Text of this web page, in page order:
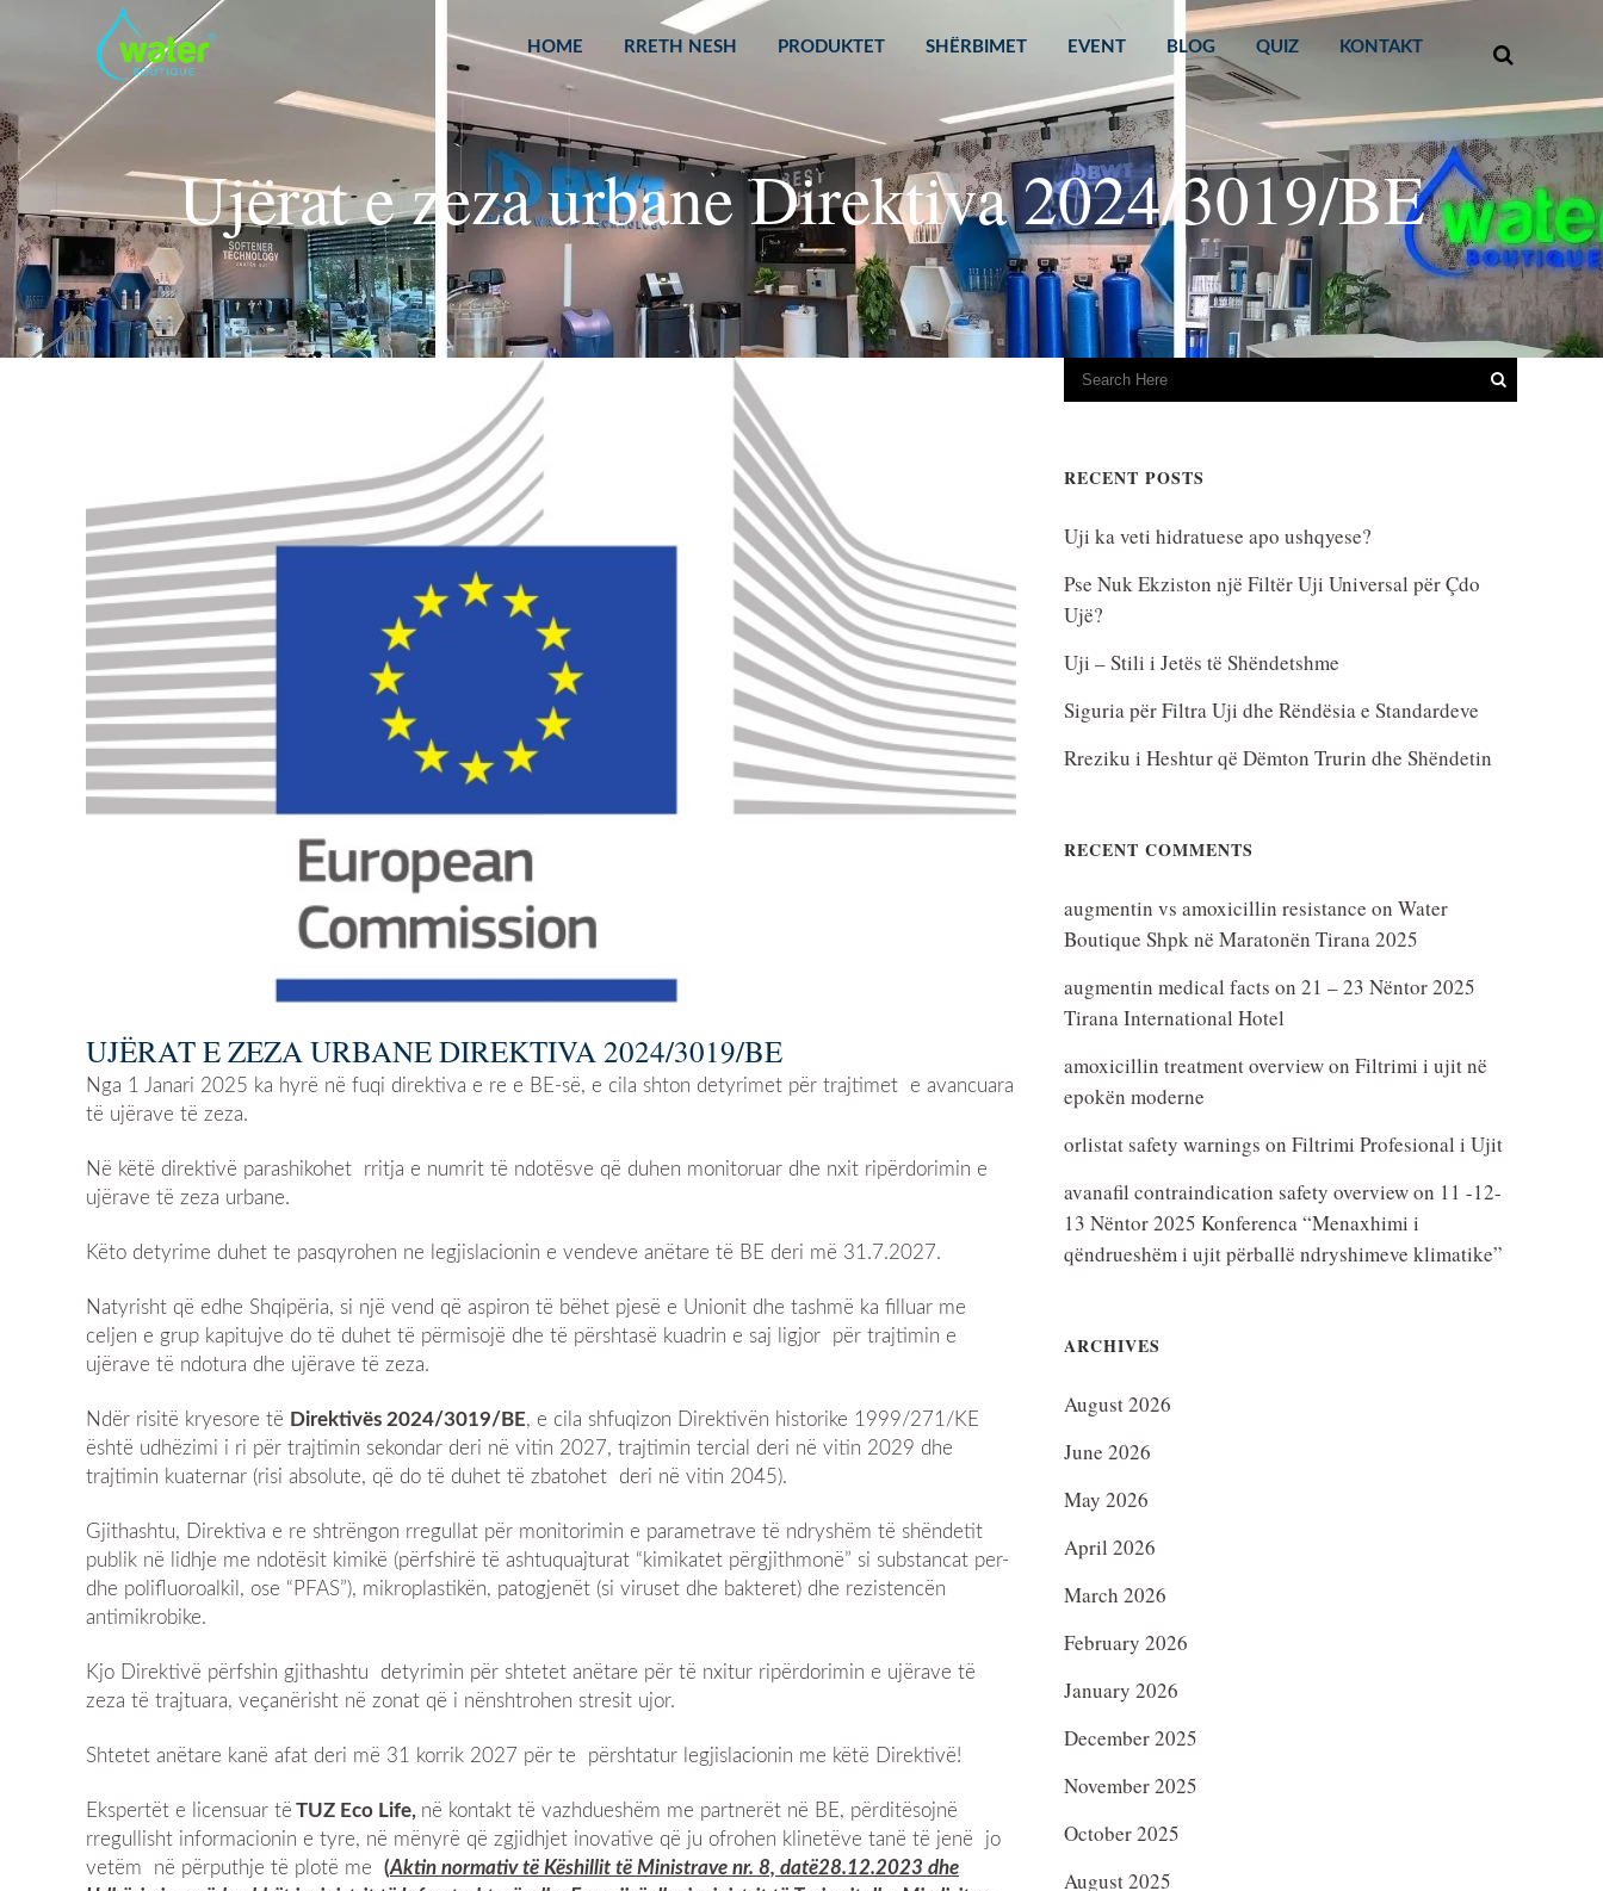
HOME RRETH NESH PRODUKTET SHËRBIMET EVENT BLOG QUIZ KONTAKT
Ujërat e zeza urbane Direktiva 2024/3019/BE
UJËRAT E ZEZA URBANE DIREKTIVA 2024/3019/BE
Nga 1 Janari 2025 ka hyrë në fuqi direktiva e re e BE-së, e cila shton detyrimet për trajtimet e avancuara
të ujërave të zeza.
Në këtë direktivë parashikohet rritja e numrit të ndotësve që duhen monitoruar dhe nxit ripërdorimin e
ujërave të zeza urbane.
Këto detyrime duhet te pasqyrohen ne legjislacionin e vendeve anëtare të BE deri më 31.7.2027.
Natyrisht që edhe Shqipëria, si një vend që aspiron të bëhet pjesë e Unionit dhe tashmë ka filluar me
celjen e grup kapitujve do të duhet të përmisojë dhe të përshtasë kuadrin e saj ligjor për trajtimin e
ujërave të ndotura dhe ujërave të zeza.
Ndër risitë kryesore të Direktivës 2024/3019/BE, e cila shfuqizon Direktivën historike 1999/271/KE
është udhëzimi i ri për trajtimin sekondar deri në vitin 2027, trajtimin tercial deri në vitin 2029 dhe
trajtimin kuaternar (risi absolute, që do të duhet të zbatohet deri në vitin 2045).
Gjithashtu, Direktiva e re shtrëngon rregullat për monitorimin e parametrave të ndryshëm të shëndetit
publik në lidhje me ndotësit kimikë (përfshirë të ashtuquajturat “kimikatet përgjithmonë” si substancat per-
dhe polifluoroalkil, ose “PFAS”), mikroplastikën, patogjenët (si viruset dhe bakteret) dhe rezistencën
antimikrobike.
Kjo Direktivë përfshin gjithashtu detyrimin për shtetet anëtare për të nxitur ripërdorimin e ujërave të
zeza të trajtuara, veçanërisht në zonat që i nënshtrohen stresit ujor.
Shtetet anëtare kanë afat deri më 31 korrik 2027 për te përshtatur legjislacionin me këtë Direktivë!
Ekspertët e licensuar të TUZ Eco Life, në kontakt të vazhdueshëm me partnerët në BE, përditësojnë
rregullisht informacionin e tyre, në mënyrë që zgjidhjet inovative që ju ofrohen klinetëve tanë të jenë jo
vetëm në përputhje të plotë me (Aktin normativ të Këshillit të Ministrave nr. 8, datë28.12.2023 dhe
RECENT POSTS
Uji ka veti hidratuese apo ushqyese?
Pse Nuk Ekziston një Filtër Uji Universal për Çdo
Ujë?
Uji – Stili i Jetës të Shëndetshme
Siguria për Filtra Uji dhe Rëndësia e Standardeve
Rreziku i Heshtur që Dëmton Trurin dhe Shëndetin
RECENT COMMENTS
augmentin vs amoxicillin resistance on Water
Boutique Shpk në Maratonën Tirana 2025
augmentin medical facts on 21 – 23 Nëntor 2025
Tirana International Hotel
amoxicillin treatment overviewon Filtrimi i ujit në
epokën moderne
orlistat safety warnings on Filtrimi Profesional i Ujit
avanafil contraindication safety overviewon 11 -12-
13 Nëntor 2025 Konferenca “Menaxhimi i
qëndrueshëm i ujit përballë ndryshimeve klimatike”
ARCHIVES
August 2026
June 2026
May 2026
April 2026
March 2026
February 2026
January 2026
December 2025
November 2025
October 2025
August 2025